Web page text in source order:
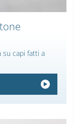
su capi fatti a